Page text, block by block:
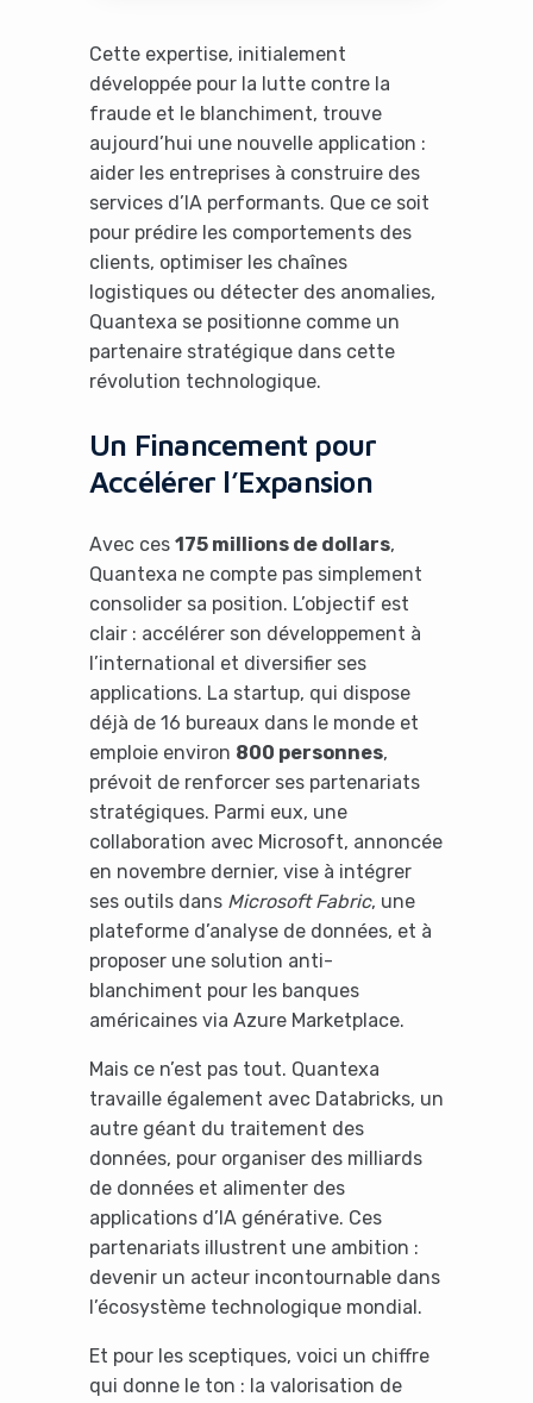
Cette expertise, initialement
développée pour la lutte contre la
fraude et le blanchiment, trouve
aujourd’hui une nouvelle application :
aider les entreprises à construire des
services d’IA performants. Que ce soit
pour prédire les comportements des
clients, optimiser les chaînes
logistiques ou détecter des anomalies,
Quantexa se positionne comme un
partenaire stratégique dans cette
révolution technologique.
Un Financement pour
Accélérer l’Expansion
Avec ces 175 millions de dollars,
Quantexa ne compte pas simplement
consolider sa position. L’objectif est
clair : accélérer son développement à
l’international et diversifier ses
applications. La startup, qui dispose
déjà de 16 bureaux dans le monde et
emploie environ 800 personnes,
prévoit de renforcer ses partenariats
stratégiques. Parmi eux, une
collaboration avec Microsoft, annoncée
en novembre dernier, vise à intégrer
ses outils dans Microsoft Fabric, une
plateforme d’analyse de données, et à
proposer une solution anti-
blanchiment pour les banques
américaines via Azure Marketplace.
Mais ce n’est pas tout. Quantexa
travaille également avec Databricks, un
autre géant du traitement des
données, pour organiser des milliards
de données et alimenter des
applications d’IA générative. Ces
partenariats illustrent une ambition :
devenir un acteur incontournable dans
l’écosystème technologique mondial.
Et pour les sceptiques, voici un chiffre
qui donne le ton : la valorisation de